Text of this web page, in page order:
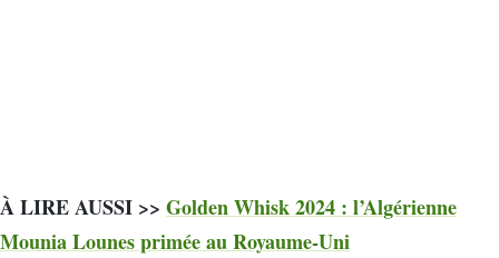
À LIRE AUSSI >> Golden Whisk 2024 : l’Algérienne
Mounia Lounes primée au Royaume-Uni